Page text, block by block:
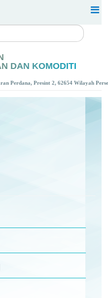
DAN KOMODITI
Perdana, Presint 2, 62654 Wilayah